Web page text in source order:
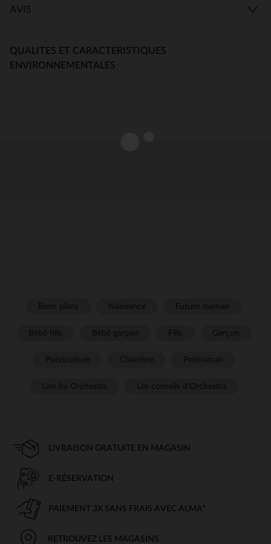
AVIS
QUALITES ET CARACTERISTIQUES
ENVIRONNEMENTALES
LIVRAISON GRATUITE EN MAGASIN
E-RÉSERVATION
PAIEMENT 3X SANS FRAIS AVEC ALMA*
RETROUVEZ LES MAGASINS